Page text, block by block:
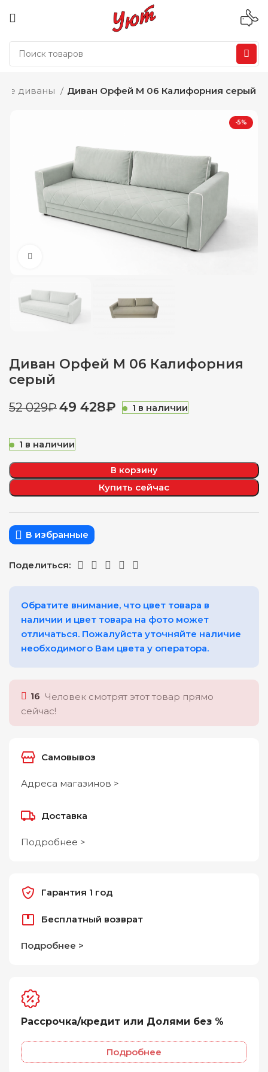
диваны Диван Орфей М 06 Калифорния серый
-5%
Диван Орфей М 06 Калифорния
серый
52 029₽49 428₽ 1 в наличии
1 в наличии
В корзину
Купить сейчас
В избранные
Поделиться:
Обратите внимание, что цвет товара в
наличии и цвет товара на фото может
отличаться. Пожалуйста уточняйте наличие
необходимого Вам цвета у оператора.
16 Человек смотрят этот товар прямо
сейчас!
Самовывоз
Адреса магазинов >
Доставка
Подробнее >
Гарантия 1 год
Бесплатный возврат
Подробнее >
Рассрочка/кредит или Долями без %
Подробнее